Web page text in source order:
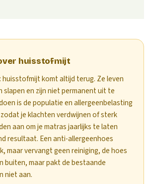
huisstofmijt
huisstofmijt komt altijd terug. Ze leven
slapen en zijn niet permanent uit te
is de populatie en allergeenbelasting
je klachten verdwijnen of sterk
aan om je matras jaarlijks te laten
resultaat. Een anti-allergeenhoes
maar vervangt geen reiniging, de hoes
buiten, maar pakt de bestaande
niet aan.